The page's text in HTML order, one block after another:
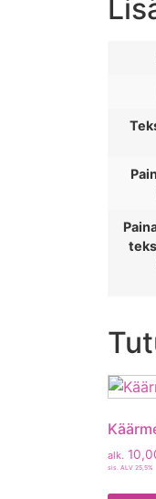
alk.
sis. ALV 25,5%